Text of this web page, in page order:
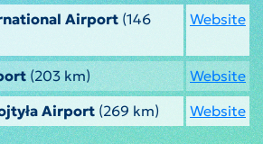
Airport (146
Website
(203 km)
Website
Airport (269 km) Website